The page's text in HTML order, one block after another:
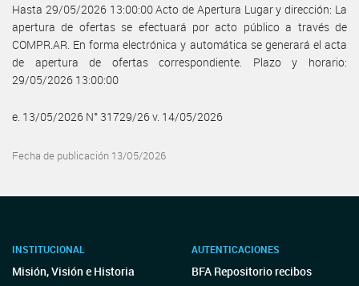
Hasta 29/05/2026 13:00:00 Acto de Apertura Lugar y dirección: La
apertura de ofertas se efectuará por acto público a través de
COMPR.AR. En forma electrónica y automática se generará el acta
de apertura de ofertas correspondiente. Plazo y horario:
29/05/2026 13:00:00
e. 13/05/2026 N° 31729/26 v. 14/05/2026
Fecha de publicación 13/05/2026
INSTITUCIONAL
Misión, Visión e Historia
AUTENTICACIONES
BFA Repositorio recibos